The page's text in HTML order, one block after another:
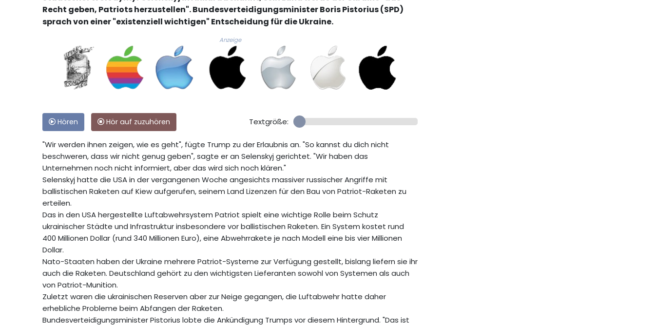
Recht geben, Patriots herzustellen". Bundesverteidigungsminister Boris Pistorius (SPD)
sprach von einer "existenziell wichtigen" Entscheidung für die Ukraine.
Anzeige
Hören Hör auf zuzuhören Textgröße:
"Wir werden ihnen zeigen, wie es geht", fügte Trump zu der Erlaubnis an. "So kannst du dich nicht
beschweren, dass wir nicht genug geben", sagte er an Selenskyj gerichtet. "Wir haben das
Unternehmen noch nicht informiert, aber das wird sich noch klären."
Selenskyj hatte die USA in der vergangenen Woche angesichts massiver russischer Angriffe mit
ballistischen Raketen auf Kiew aufgerufen, seinem Land Lizenzen für den Bau von Patriot-Raketen zu
erteilen.
Das in den USA hergestellte Luftabwehrsystem Patriot spielt eine wichtige Rolle beim Schutz
ukrainischer Städte und Infrastruktur insbesondere vor ballistischen Raketen. Ein System kostet rund
400 Millionen Dollar (rund 340 Millionen Euro), eine Abwehrrakete je nach Modell eine bis vier Millionen
Dollar.
Nato-Staaten haben der Ukraine mehrere Patriot-Systeme zur Verfügung gestellt, bislang liefern sie ihr
auch die Raketen. Deutschland gehört zu den wichtigsten Lieferanten sowohl von Systemen als auch
von Patriot-Munition.
Zuletzt waren die ukrainischen Reserven aber zur Neige gegangen, die Luftabwehr hatte daher
erhebliche Probleme beim Abfangen der Raketen.
Bundesverteidigungsminister Pistorius lobte die Ankündigung Trumps vor diesem Hintergrund. "Das ist